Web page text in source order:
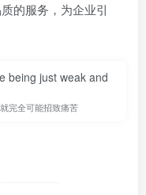
的服务，为企业引
being just weak and
完全可能招致痛苦